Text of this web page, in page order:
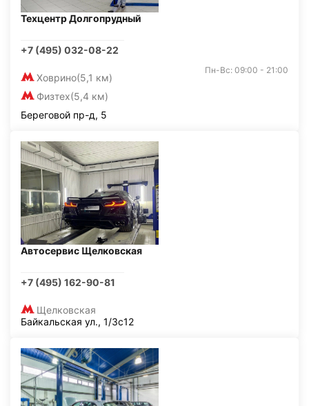
Техцентр Долгопрудный
+7 (495) 032-08-22
Ховрино(5,1 км)
Физтех(5,4 км)
Пн-Вс: 09:00 - 21:00
Береговой пр-д, 5
Автосервис Щелковская
+7 (495) 162-90-81
Щелковская
Байкальская ул., 1/3с12